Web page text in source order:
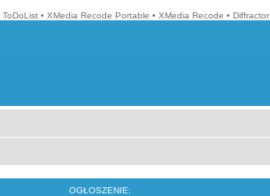
ToDoList • XMedia Recode Portable • XMedia Recode • Diffractor
OGŁOSZENIE: